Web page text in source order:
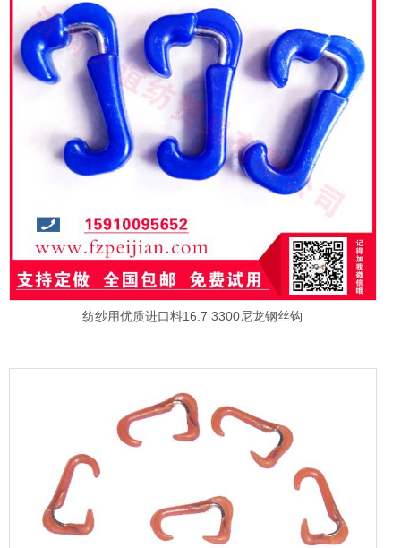
纺纱用优质进口料16.7 3300尼龙钢丝钩